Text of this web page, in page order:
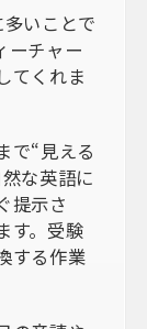
いことで
ーチャー
てくれま
で“見える
な英語に
提示さ
す。受験
する作業